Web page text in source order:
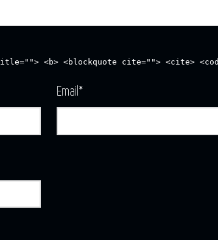
<b> <blockquote cite=""> <cite>
Email*